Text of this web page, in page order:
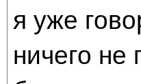
я уже
ничего не